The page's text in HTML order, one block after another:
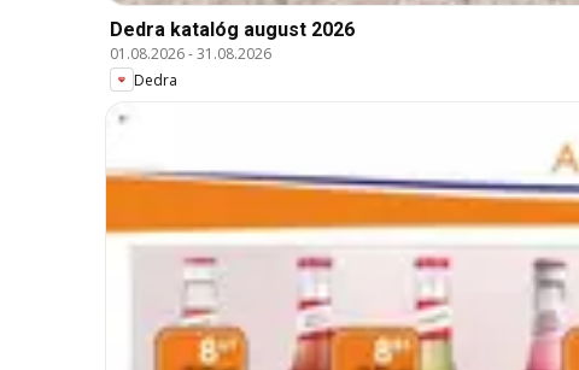
Dedra katalóg august 2026
01.08.2026-31.08.2026
Dedra